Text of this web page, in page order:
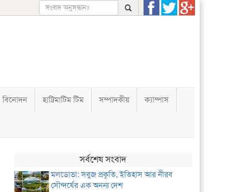
বিনোদন হাট্টিমাটিম টিম সম্পাদকীয় ক্যাম্পাস
সর্বশেষ সংবাদ
মলডোভা: সবুজ প্রকৃতি, ইতিহাস আর নীরব
সৌন্দর্যের এক অনন্য দেশ